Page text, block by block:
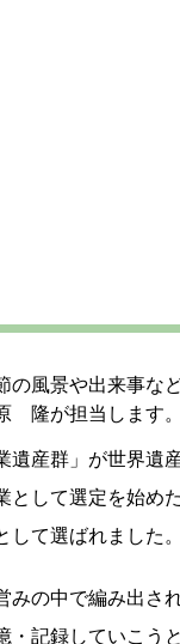
風景や出来事な
隆が担当します。
遺産群」が世界遺
として選定を始め
て選ばれました。
みの中で編み出さ
記録していこう